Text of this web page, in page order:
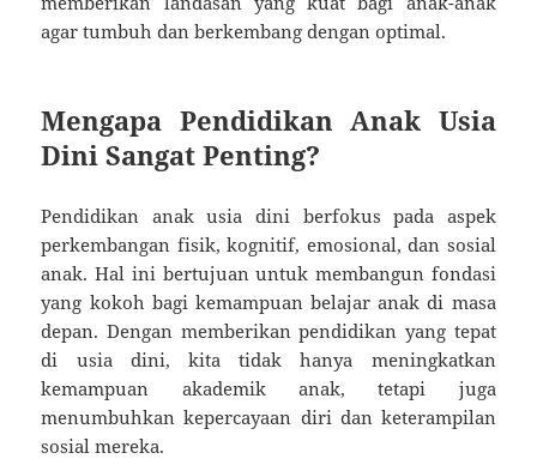
agar tumbuh dan berkembang dengan optimal.
Mengapa Pendidikan Anak Usia
Dini Sangat Penting?
Pendidikan anak usia dini berfokus pada aspek
perkembangan fisik, kognitif, emosional, dan sosial
anak. Hal ini bertujuan untuk membangun fondasi
yang kokoh bagi kemampuan belajar anak di masa
depan. Dengan memberikan pendidikan yang tepat
di usia dini, kita tidak hanya meningkatkan
kemampuan akademik anak, tetapi juga
menumbuhkan kepercayaan diri dan keterampilan
sosial mereka.